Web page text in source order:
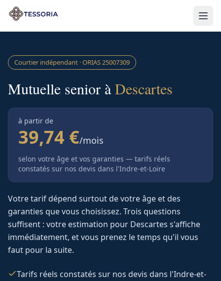
Aller au contenu principal
Courtier indépendant · ORIAS25007309
Mutuelle senior àDescartes
à partir de
39,74 €/mois
selon votre âge et vos garanties — tarifs réels
constatés sur nos devis dans l'Indre-et-Loire
Votre tarif dépend surtout de votre âge et des
garanties que vous choisissez. Trois questions
suffisent : votre estimation pour Descartes s'affiche
immédiatement, et vous prenez le temps qu'il vous
faut pour la suite.
Tarifs réels constatés sur nos devis dans l'Indre-et-